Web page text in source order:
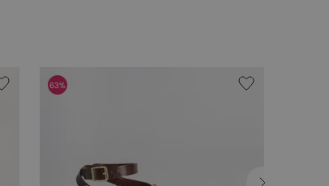
63%